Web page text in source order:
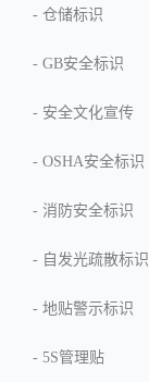
- 仓储标识
- GB安全标识
- 安全文化宣传
- OSHA安全标识
- 消防安全标识
- 自发光疏散标识
- 地贴警示标识
- 5S管理贴